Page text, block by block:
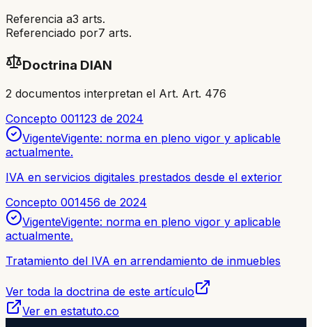
Referencia a3 arts.
Referenciado por7 arts.
Doctrina DIAN
2 documentos interpretan el Art. Art. 476
Concepto 001123 de 2024
VigenteVigente: norma en pleno vigor y aplicable
actualmente.
IVA en servicios digitales prestados desde el exterior
Concepto 001456 de 2024
VigenteVigente: norma en pleno vigor y aplicable
actualmente.
Tratamiento del IVA en arrendamiento de inmuebles
Ver toda la doctrina de este artículo
Ver en estatuto.co